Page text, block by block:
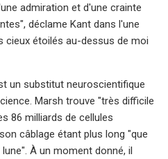
admiration et d'une crainte
déclame Kant dans l'une
cieux étoilés au-dessus de moi
un substitut neuroscientifique
Marsh trouve "très difficile
86 milliards de cellules
câblage étant plus long "que
À un moment donné, il